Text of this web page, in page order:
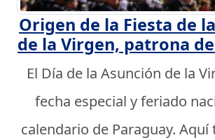
Origen de la Fiesta de
de la Virgen, patrona
El Día de la Asunción de la
fecha especial y feriado
calendario de Paraguay.